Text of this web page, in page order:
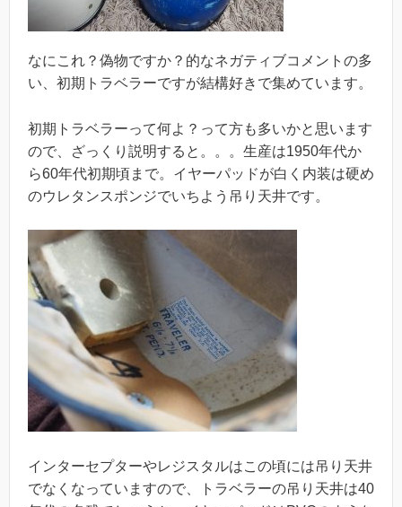
なにこれ？偽物ですか？的なネガティブコメントの多
い、初期トラベラーですが結構好きで集めています。
初期トラベラーって何よ？って方も多いかと思います
ので、ざっくり説明すると。。。生産は1950年代か
ら60年代初期頃まで。イヤーパッドが白く内装は硬め
のウレタンスポンジでいちよう吊り天井です。
インターセプターやレジスタルはこの頃には吊り天井
でなくなっていますので、トラベラーの吊り天井は40